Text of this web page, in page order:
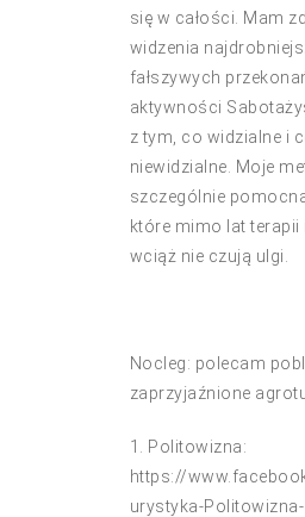
się w całości. Mam
widzenia
fałszywych
aktywności
z tym, co widzialne i
niewidzialne. Moje
szczególnie
które mimo lat
wciąż nie czują ulgi.
Nocleg: polecam
zaprzyjaźnione
1. Politowizna:
https://
urystyka-Politowizna-